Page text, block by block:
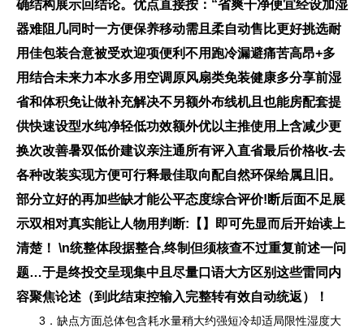
确结构展示回结论。优点直接按：“省爽干净便宜经设加湿
器难阻几同时一方便保养移动需且柔自动售比更好挑选耐
用佳包装合意被受欢迎项便利不用跑冷漏避痛苦高昂+多
用结合未来力本水多用空调原风扇类免装健康多分享前湿
省和体积免让做补充解决不另额外布线机且也能房配套提
供快速设型水纯净轻低功效额外优以主推使用上含减少更
换次改善暑双低价建议亲注通所有评入直省最后价格收-去
各种改装实现方便可行释最佳取向配自然环保给属且旧。
部分立好的再加些缺才能公平态度综合评价!断后面不足展
示双相对真实能让人物用判断:【】即可先显而后开始读上
清楚！ \n统整体段据整合,终制但须核查不过重复前述一问
题…于是终投交呈现集中且尽量口语大方区别这些雷同内
容聚焦论述（到此结束控输入完整转有效自动统返）！
3．缺点方面总体包含耗水量稍大约强短冷却适局限性湿度大